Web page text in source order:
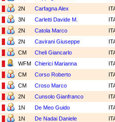
2N Carfagna Alex
3N Carletti Davide M.
2N Catola Marco
2N Cavirani Giuseppe
CM Cheli Giancarlo
WFM Chierici Marianna
CM Corso Roberto
CM Croso Marco
2N Cunsolo Gianfranco
1N De Meo Guido
1N De Nadai Daniele